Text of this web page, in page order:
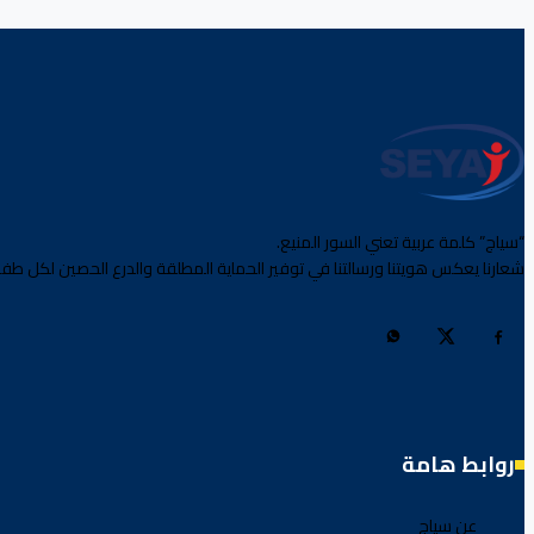
“سياج” كلمة عربية تعني السور المنيع.
شعارنا يعكس هويتنا ورسالتنا في توفير الحماية المطلقة والدرع الحصين لكل
روابط هامة
عن سياج